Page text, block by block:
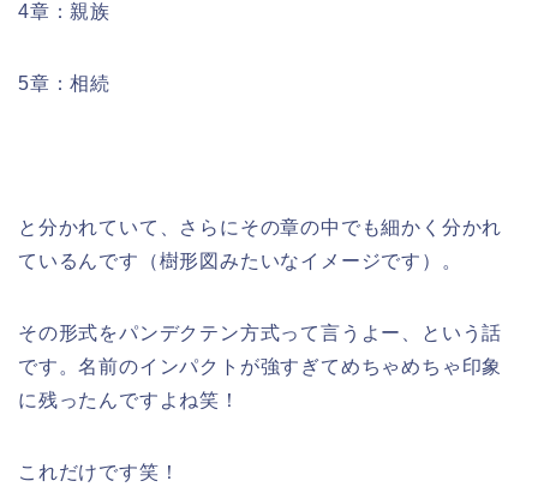
4章：親族
5章：相続
と分かれていて、さらにその章の中でも細かく分かれ
ているんです（樹形図みたいなイメージです）。
その形式をパンデクテン方式って言うよー、という話
です。名前のインパクトが強すぎてめちゃめちゃ印象
に残ったんですよね笑！
これだけです笑！